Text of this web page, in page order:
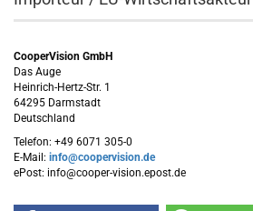
CooperVision GmbH
Das Auge
Heinrich-Hertz-Str. 1
64295 Darmstadt
Deutschland
Telefon: +49 6071 305-0
E-Mail: info@coopervision.de
ePost: info@cooper-vision.epost.de